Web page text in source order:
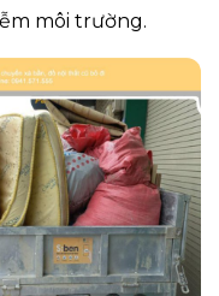
môi trường.